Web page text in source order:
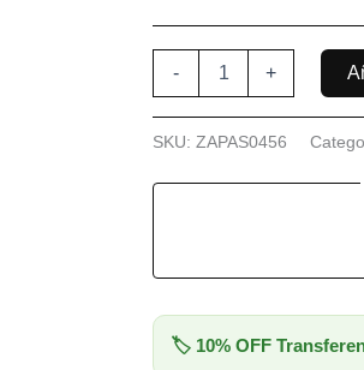
- +
SKU:ZAPAS0456
🏷 10% OFF